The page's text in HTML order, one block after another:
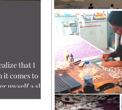
that I
it comes to